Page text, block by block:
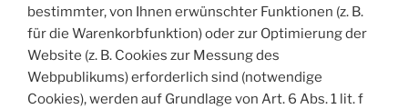
bestimmter, von Ihnen erwünschter Funktionen (z. B.
für die Warenkorbfunktion) oder zur Optimierung der
Website (z. B. Cookies zur Messung des
Webpublikums) erforderlich sind (notwendige
Cookies), werden auf Grundlage von Art. 6 Abs. 1 lit. f